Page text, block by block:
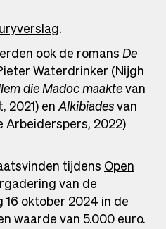
.
ook de romansDe
Waterdrinker (Nijgh
die Madoc maaktevan
2021) enAlkibiadesvan
Arbeiderspers, 2022)
tijdens Open
van de
oktober 2024 in de
waarde van 5.000 euro.